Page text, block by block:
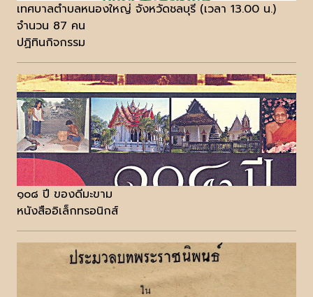
เทศบาลตำบลหนองใหญ่ จังหวัดชลบุรี (เวลา 13.00 น.)
จำนวน 87 คน
ปฏิทินกิจกรรม
๑๐๘ ปี ของดีมะขาม
หนังสืออิเล็กทรอนิกส์